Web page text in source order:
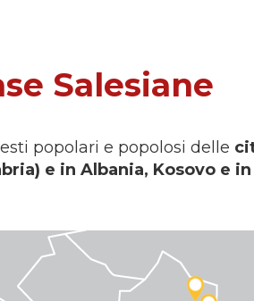
Salesiane
popolari e popolosi delle
e in Albania, Kosovo e